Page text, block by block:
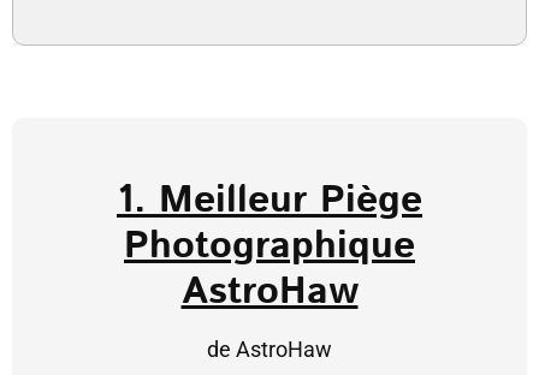
1. Meilleur Piège
Photographique
AstroHaw
de AstroHaw